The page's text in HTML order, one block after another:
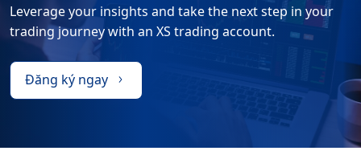
Leverage your insights and take the next step in your
trading journey with an XS trading account.
Đăng ký ngay